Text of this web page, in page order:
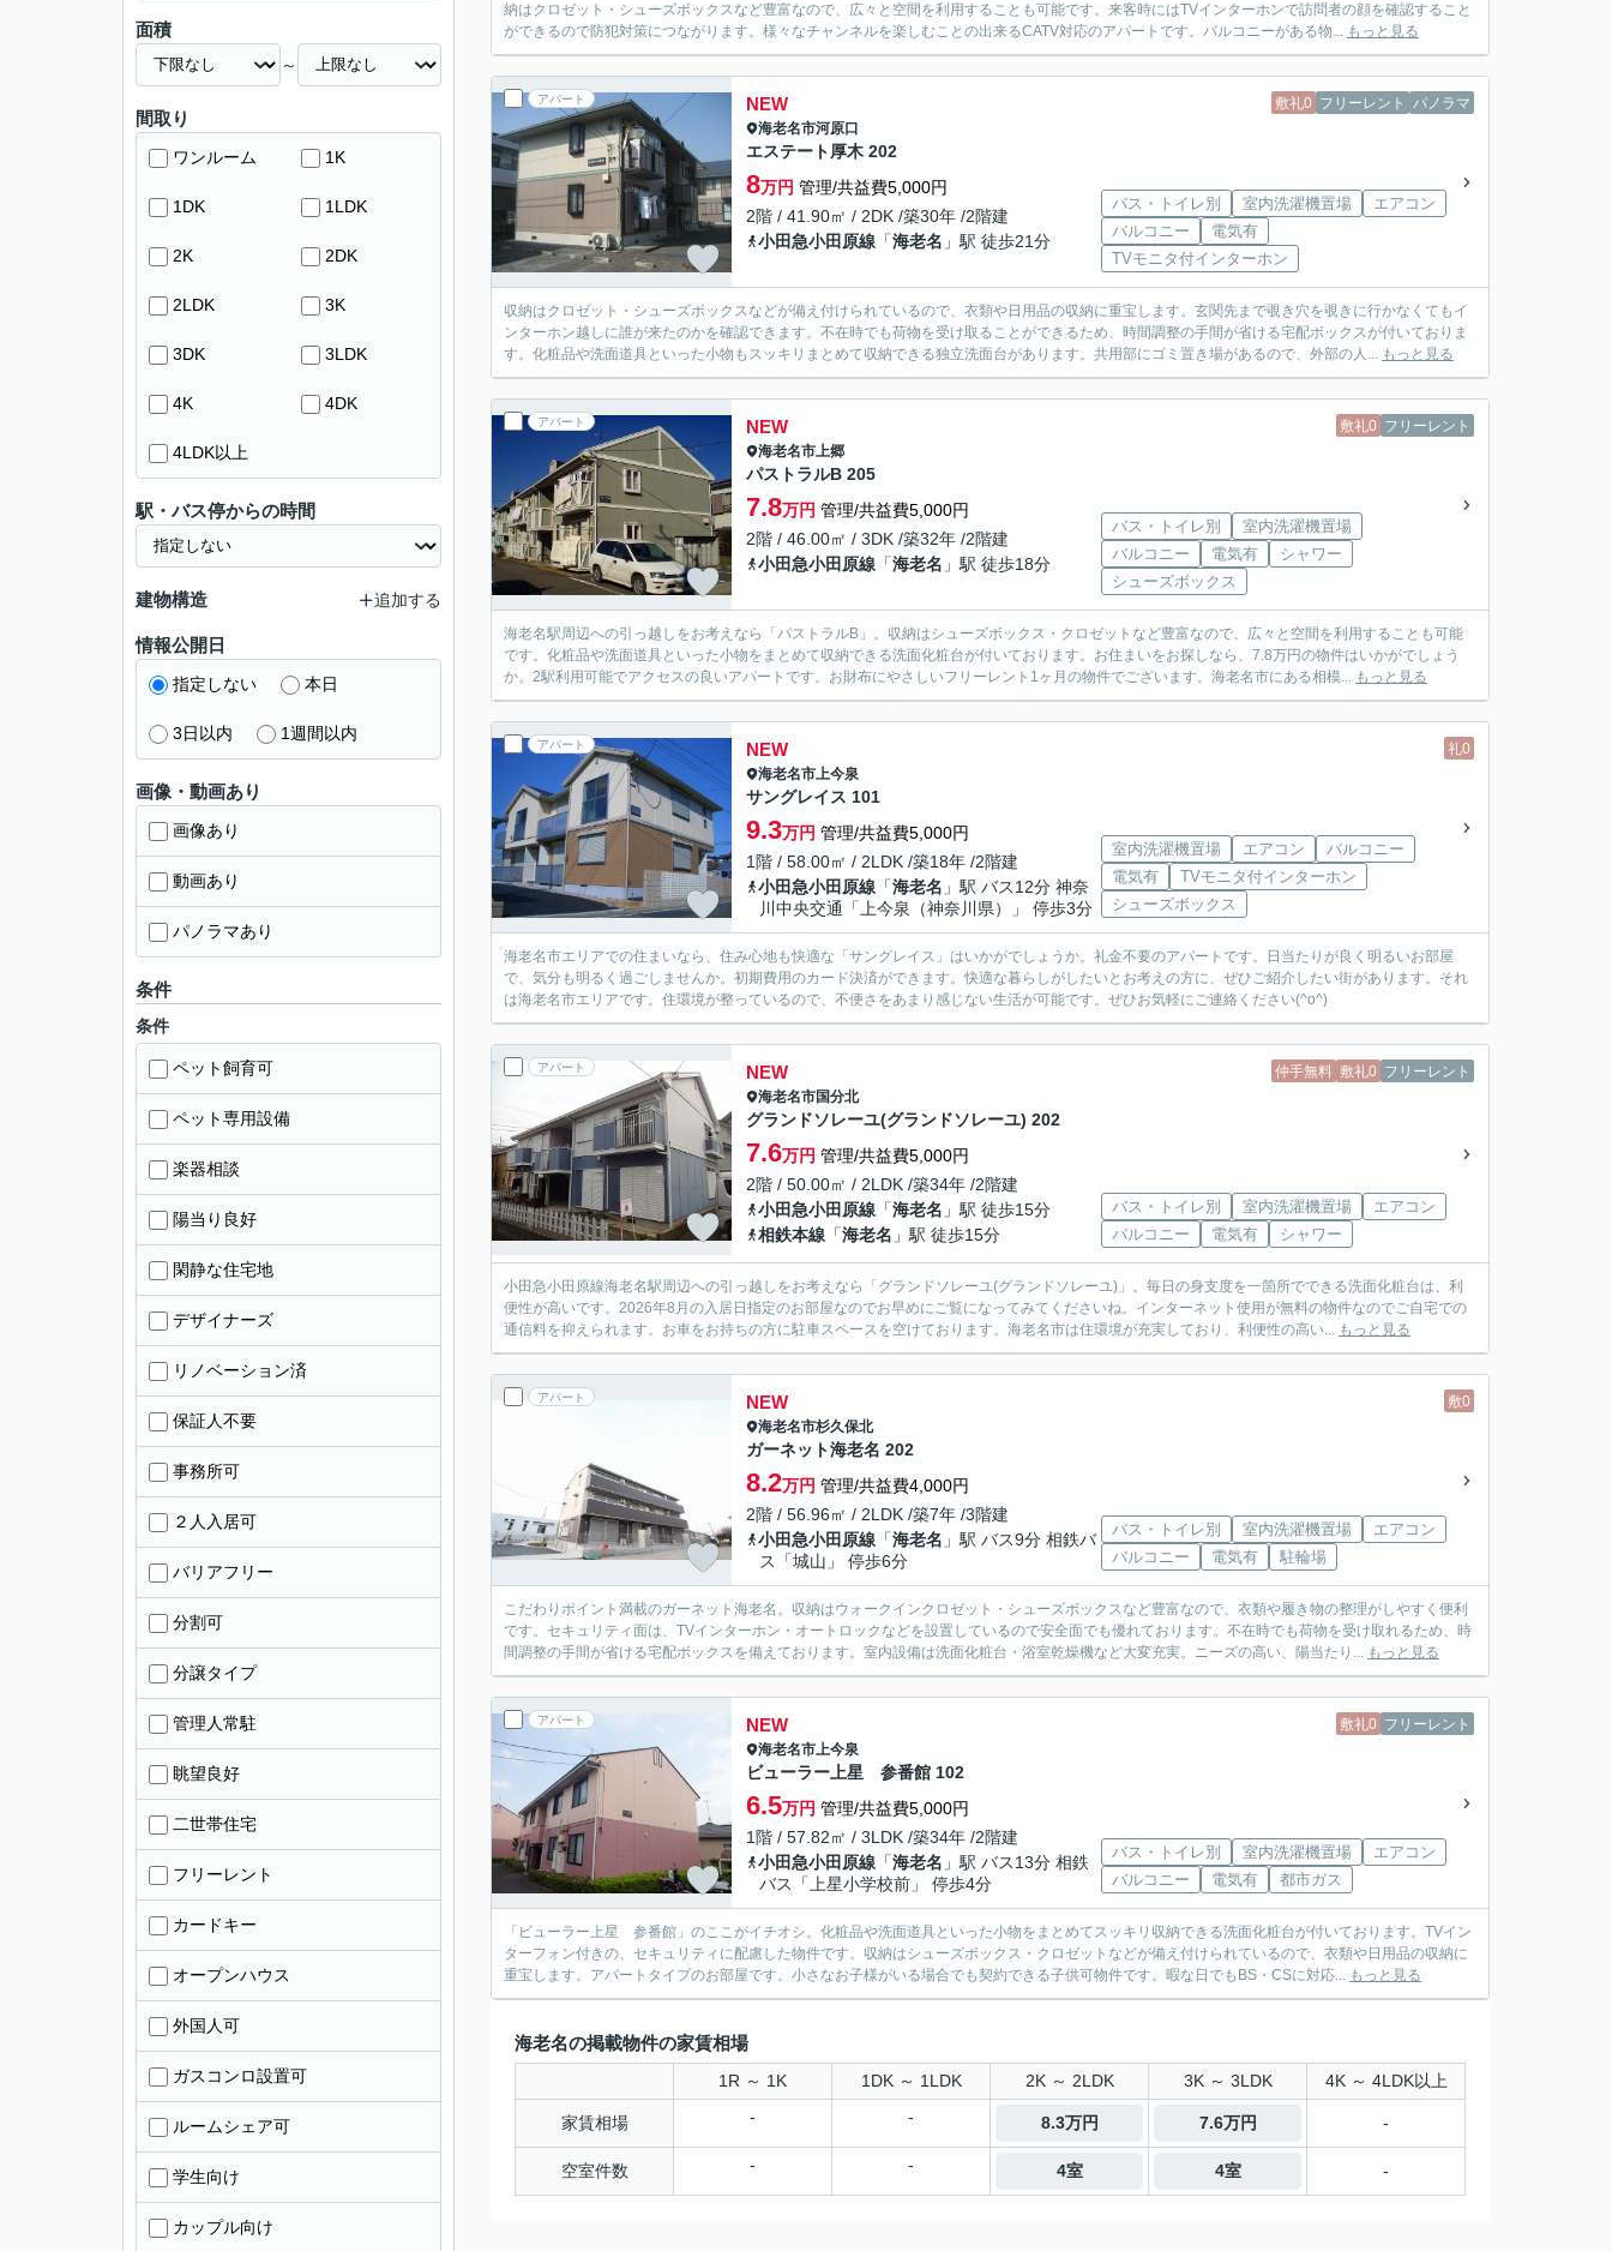
納はクロゼット・シューズボックスなど豊富なので、広々と空間を利用することも可能です。来客時にはTVインターホンで訪問者の顔を確認すること
ができるので防犯対策につながります。様々なチャンネルを楽しむことの出来るCATV対応のアパートです。バルコニーがある物... もっと見る
アパート 敷礼0 フリーレント パノラマ
NEW
海老名市河原口
エステート厚木 202
8万円 管理/共益費5,000円
2階 / 41.90㎡ / 2DK /築30年 /2階建
小田急小田原線 「海老名 」駅 徒歩21分
バス・トイレ別 室内洗濯機置場
エアコン
バルコニー
電気有
TVモニタ付インターホン
収納はクロゼット・シューズボックスなどが備え付けられているので、衣類や日用品の収納に重宝します。玄関先まで覗き穴を覗きに行かなくてもイ
ンターホン越しに誰が来たのかを確認できます。不在時でも荷物を受け取ることができるため、時間調整の手間が省ける宅配ボックスが付いておりま
す。化粧品や洗面道具といった小物もスッキリまとめて収納できる独立洗面台があります。共用部にゴミ置き場があるので、外部の人... もっと見る
アパート 敷礼0 フリーレント
NEW
海老名市上郷
パストラルB 205
7.8万円 管理/共益費5,000円
2階 / 46.00㎡ / 3DK /築32年 /2階建
小田急小田原線 「海老名 」駅 徒歩18分
バス・トイレ別
室内洗濯機置場
バルコニー
電気有
シャワー
シューズボックス
海老名駅周辺への引っ越しをお考えなら「パストラルB」。収納はシューズボックス・クロゼットなど豊富なので、広々と空間を利用することも可能
です。化粧品や洗面道具といった小物をまとめて収納できる洗面化粧台が付いております。お住まいをお探しなら、7.8万円の物件はいかがでしょう
か。2駅利用可能でアクセスの良いアパートです。お財布にやさしいフリーレント1ヶ月の物件でございます。海老名市にある相模... もっと見る
アパート 礼0
NEW
海老名市上今泉
サングレイス 101
9.3万円 管理/共益費5,000円
1階 / 58.00㎡ / 2LDK /築18年 /2階建
小田急小田原線 「海老名 」駅 バス12分 神奈
川中央交通「上今泉（神奈川県）」 停歩3分
室内洗濯機置場 エアコン
バルコニー
電気有
TVモニタ付インターホン
シューズボックス
海老名市エリアでの住まいなら、住み心地も快適な「サングレイス」はいかがでしょうか。礼金不要のアパートです。日当たりが良く明るいお部屋
で、気分も明るく過ごしませんか。初期費用のカード決済ができます。快適な暮らしがしたいとお考えの方に、ぜひご紹介したい街があります。それ
は海老名市エリアです。住環境が整っているので、不便さをあまり感じない生活が可能です。ぜひお気軽にご連絡ください(^o^)
アパート 仲手無料 敷礼0 フリーレント
NEW
海老名市国分北
グランドソレーユ(グランドソレーユ) 202
7.6万円 管理/共益費5,000円
2階 / 50.00㎡ / 2LDK /築34年 /2階建
小田急小田原線 「海老名 」駅 徒歩15分
相鉄本線 「海老名 」駅 徒歩15分
バス・トイレ別 室内洗濯機置場
エアコン
バルコニー
電気有 シャワー
小田急小田原線海老名駅周辺への引っ越しをお考えなら「グランドソレーユ(グランドソレーユ)」。毎日の身支度を一箇所でできる洗面化粧台は、利
便性が高いです。2026年8月の入居日指定のお部屋なのでお早めにご覧になってみてくださいね。インターネット使用が無料の物件なのでご自宅での
通信料を抑えられます。お車をお持ちの方に駐車スペースを空けております。海老名市は住環境が充実しており、利便性の高い... もっと見る
アパート 敷0
NEW
海老名市杉久保北
ガーネット海老名 202
8.2万円 管理/共益費4,000円
2階 / 56.96㎡ / 2LDK /築7年 /3階建
小田急小田原線 「海老名 」駅 バス9分 相鉄バ
ス「城山」 停歩6分
バス・トイレ別 室内洗濯機置場
エアコン
バルコニー
電気有 駐輪場
こだわりポイント満載のガーネット海老名。収納はウォークインクロゼット・シューズボックスなど豊富なので、衣類や履き物の整理がしやすく便利
です。セキュリティ面は、TVインターホン・オートロックなどを設置しているので安全面でも優れております。不在時でも荷物を受け取れるため、時
間調整の手間が省ける宅配ボックスを備えております。室内設備は洗面化粧台・浴室乾燥機など大変充実。ニーズの高い、陽当たり... もっと見る
アパート 敷礼0 フリーレント
NEW
海老名市上今泉
ビューラー上星 参番館 102
6.5万円 管理/共益費5,000円
1階 / 57.82㎡ / 3LDK /築34年 /2階建
小田急小田原線 「海老名 」駅 バス13分 相鉄
バス「上星小学校前」 停歩4分
バス・トイレ別 室内洗濯機置場
エアコン
バルコニー
電気有 都市ガス
「ビューラー上星 参番館」のここがイチオシ。化粧品や洗面道具といった小物をまとめてスッキリ収納できる洗面化粧台が付いております。TVイン
ターフォン付きの、セキュリティに配慮した物件です。収納はシューズボックス・クロゼットなどが備え付けられているので、衣類や日用品の収納に
重宝します。アパートタイプのお部屋です。小さなお子様がいる場合でも契約できる子供可物件です。暇な日でもBS・CSに対応... もっと見る
海老名の掲載物件の家賃相場
1R ～ 1K 1DK ～ 1LDK 2K ～ 2LDK 3K ～ 3LDK 4K ～ 4LDK以上
家賃相場 - - 8.3万円 7.6万円 -
空室件数 - - 4室 4室 -
面積
～
間取り
ワンルーム 1K
1DK 1LDK
2K 2DK
2LDK 3K
3DK 3LDK
4K 4DK
4LDK以上
駅・バス停からの時間
建物構造 追加する
情報公開日
指定しない 本日
3日以内 1週間以内
画像・動画あり
画像あり
動画あり
パノラマあり
条件
条件
ペット飼育可
ペット専用設備
楽器相談
陽当り良好
閑静な住宅地
デザイナーズ
リノベーション済
保証人不要
事務所可
２人入居可
バリアフリー
分割可
分譲タイプ
管理人常駐
眺望良好
二世帯住宅
フリーレント
カードキー
オープンハウス
外国人可
ガスコンロ設置可
ルームシェア可
学生向け
カップル向け